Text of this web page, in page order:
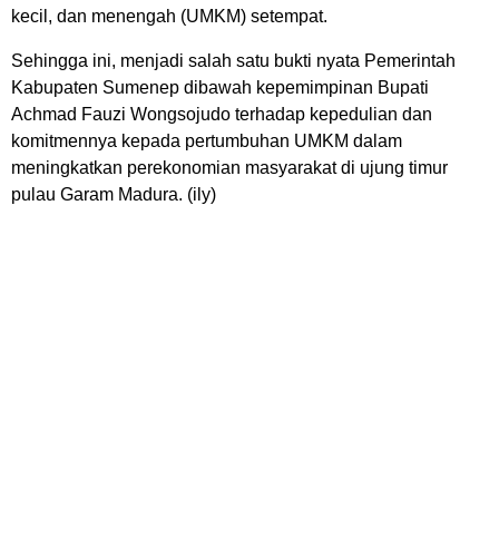
kecil, dan menengah (UMKM) setempat.
Sehingga ini, menjadi salah satu bukti nyata Pemerintah
Kabupaten Sumenep dibawah kepemimpinan Bupati
Achmad Fauzi Wongsojudo terhadap kepedulian dan
komitmennya kepada pertumbuhan UMKM dalam
meningkatkan perekonomian masyarakat di ujung timur
pulau Garam Madura. (ily)